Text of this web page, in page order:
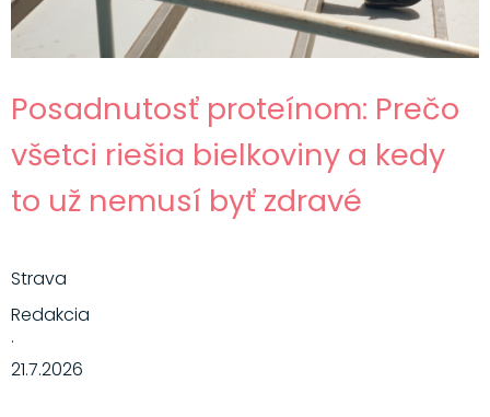
Posadnutosť proteínom: Prečo
všetci riešia bielkoviny a kedy
to už nemusí byť zdravé
Strava
Redakcia
·
21.7.2026